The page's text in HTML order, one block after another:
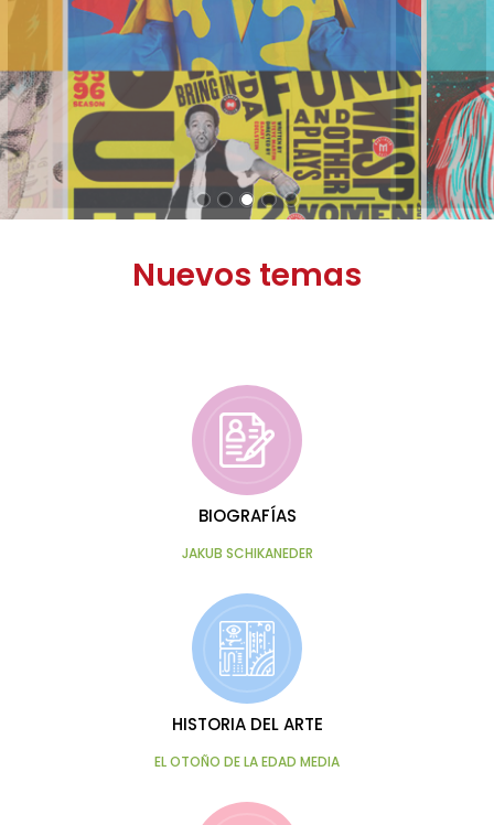
Nuevos temas
BIOGRAFÍAS
JAKUB SCHIKANEDER
HISTORIA DEL ARTE
EL OTOÑO DE LA EDAD MEDIA